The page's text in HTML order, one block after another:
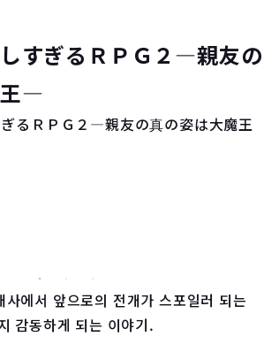
すぎるＲＰＧ２―親友の
王―
에서 앞으로의 전개가 스포일러 되는
감동하게 되는 이야기.